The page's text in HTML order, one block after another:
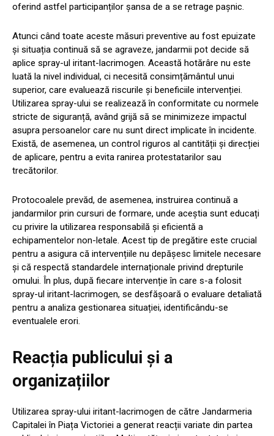
oferind astfel participanților șansa de a se retrage pașnic.
Atunci când toate aceste măsuri preventive au fost epuizate
și situația continuă să se agraveze, jandarmii pot decide să
aplice spray-ul iritant-lacrimogen. Această hotărâre nu este
luată la nivel individual, ci necesită consimțământul unui
superior, care evaluează riscurile și beneficiile intervenției.
Utilizarea spray-ului se realizează în conformitate cu normele
stricte de siguranță, având grijă să se minimizeze impactul
asupra persoanelor care nu sunt direct implicate în incidente.
Există, de asemenea, un control riguros al cantității și direcției
de aplicare, pentru a evita ranirea protestatarilor sau
trecătorilor.
Protocoalele prevăd, de asemenea, instruirea continuă a
jandarmilor prin cursuri de formare, unde aceștia sunt educați
cu privire la utilizarea responsabilă și eficientă a
echipamentelor non-letale. Acest tip de pregătire este crucial
pentru a asigura că intervențiile nu depășesc limitele necesare
și că respectă standardele internaționale privind drepturile
omului. În plus, după fiecare intervenție în care s-a folosit
spray-ul iritant-lacrimogen, se desfășoară o evaluare detaliată
pentru a analiza gestionarea situației, identificându-se
eventualele erori.
Reacția publicului și a
organizațiilor
Utilizarea spray-ului iritant-lacrimogen de către Jandarmeria
Capitalei în Piața Victoriei a generat reacții variate din partea